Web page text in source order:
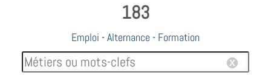
183
Emploi -Alternance - Formation